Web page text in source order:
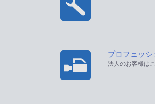
プロフェッ
法人のお客様は